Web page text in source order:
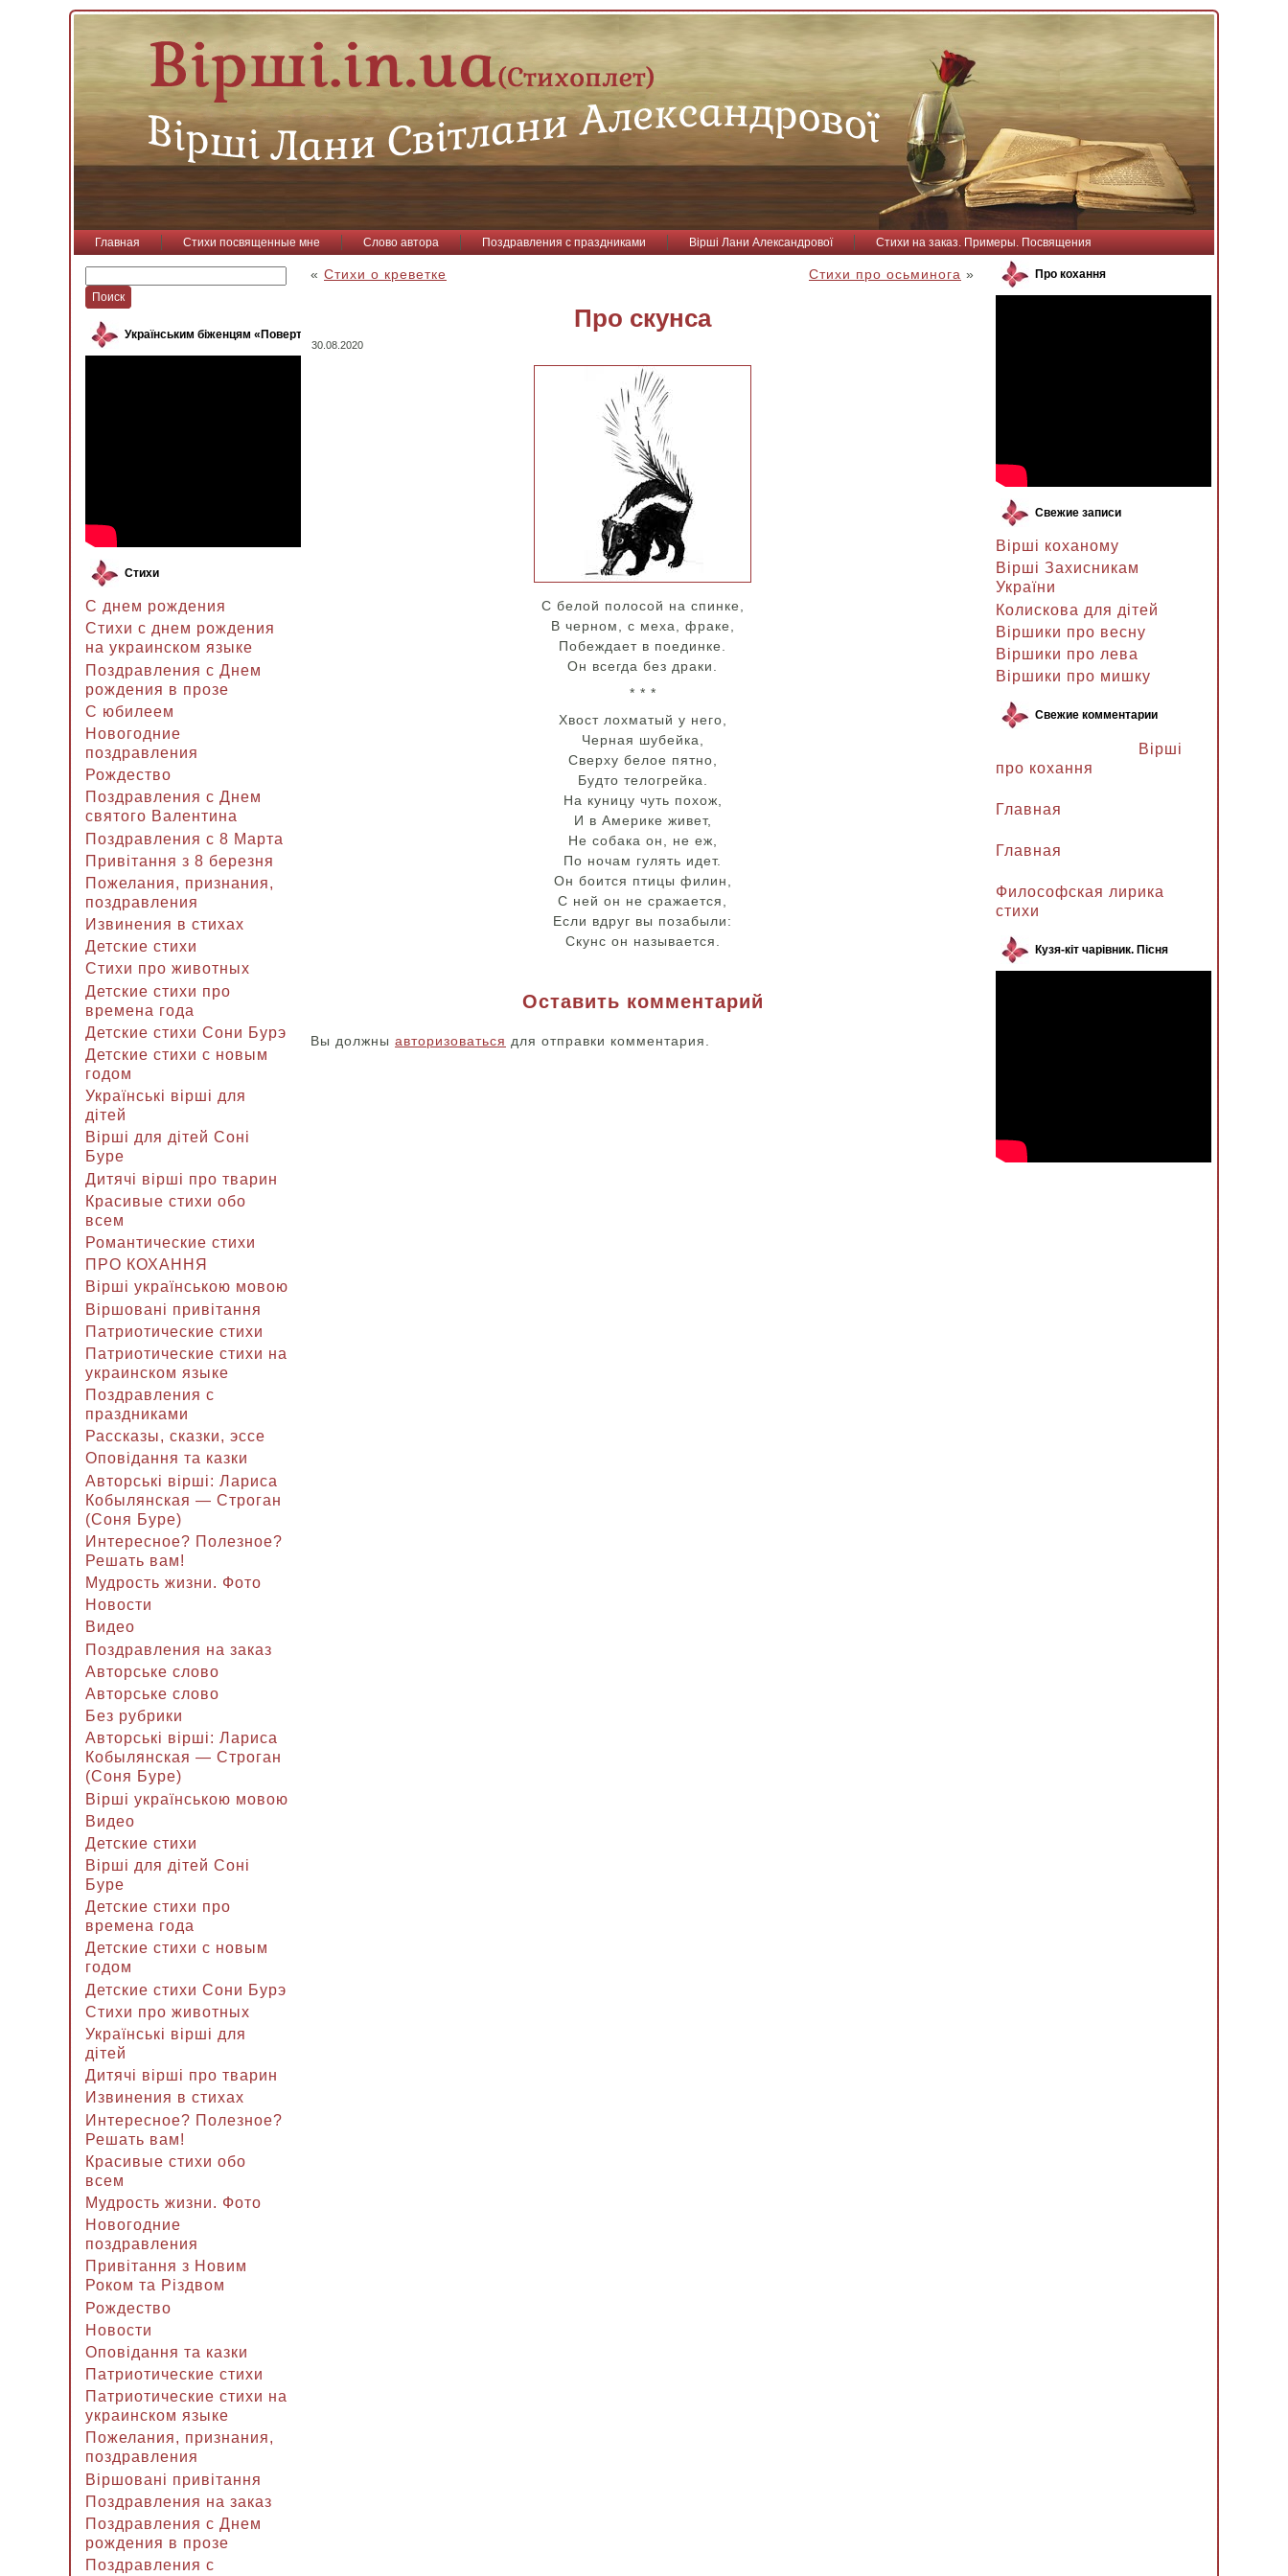
Главная Стихи посвященные мне Слово автора Поздравления с праздниками Вірші Лани Александрової Стихи на заказ. Примеры. Посвящения
Українським біженцям «Повертайся, пташко»
Стихи
С днем рождения
Стихи с днем рождения
на украинском языке
Поздравления с Днем
рождения в прозе
C юбилеем
Новогодние
поздравления
Рождество
Поздравления с Днем
святого Валентина
Поздравления с 8 Марта
Привітання з 8 березня
Пожелания, признания,
поздравления
Извинения в стихах
Детские стихи
Стихи про животных
Детские стихи про
времена года
Детские стихи Сони Бурэ
Детские стихи с новым
годом
Українські вірші для
дітей
Вірші для дітей Соні
Буре
Дитячі вірші про тварин
Красивые стихи обо
всем
Романтические стихи
ПРО КОХАННЯ
Вірші українською мовою
Віршовані привітання
Патриотические стихи
Патриотические стихи на
украинском языке
Поздравления с
праздниками
Рассказы, сказки, эссе
Оповідання та казки
Авторські вірші: Лариса
Кобылянская — Строган
(Соня Буре)
Интересное? Полезное?
Решать вам!
Мудрость жизни. Фото
Новости
Видео
Поздравления на заказ
Авторське слово
Авторське слово
Без рубрики
Авторські вірші: Лариса
Кобылянская — Строган
(Соня Буре)
Вірші українською мовою
Видео
Детские стихи
Вірші для дітей Соні
Буре
Детские стихи про
времена года
Детские стихи с новым
годом
Детские стихи Сони Бурэ
Стихи про животных
Українські вірші для
дітей
Дитячі вірші про тварин
Извинения в стихах
Интересное? Полезное?
Решать вам!
Красивые стихи обо
всем
Мудрость жизни. Фото
Новогодние
поздравления
Привітання з Новим
Роком та Різдвом
Рождество
Новости
Оповідання та казки
Патриотические стихи
Патриотические стихи на
украинском языке
Пожелания, признания,
поздравления
Віршовані привітання
Поздравления на заказ
Поздравления с Днем
рождения в прозе
Поздравления с
« Стихи о креветке Стихи про осьминога »
Про скунса
30.08.2020
С белой полосой на спинке,
В черном, с меха, фраке,
Побеждает в поединке.
Он всегда без драки.
* * *
Хвост лохматый у него,
Черная шубейка,
Сверху белое пятно,
Будто телогрейка.
На куницу чуть похож,
И в Америке живет,
Не собака он, не еж,
По ночам гулять идет.
Он боится птицы филин,
С ней он не сражается,
Если вдруг вы позабыли:
Скунс он называется.
Оставить комментарий
Вы должны авторизоваться для отправки комментария.
Про кохання
Свежие записи
Вірші коханому
Вірші Захисникам
України
Колискова для дітей
Віршики про весну
Віршики про лева
Віршики про мишку
Свежие комментарии
Вірші
про кохання
Главная
Главная
Философская лирика
стихи
Кузя-кіт чарівник. Пісня